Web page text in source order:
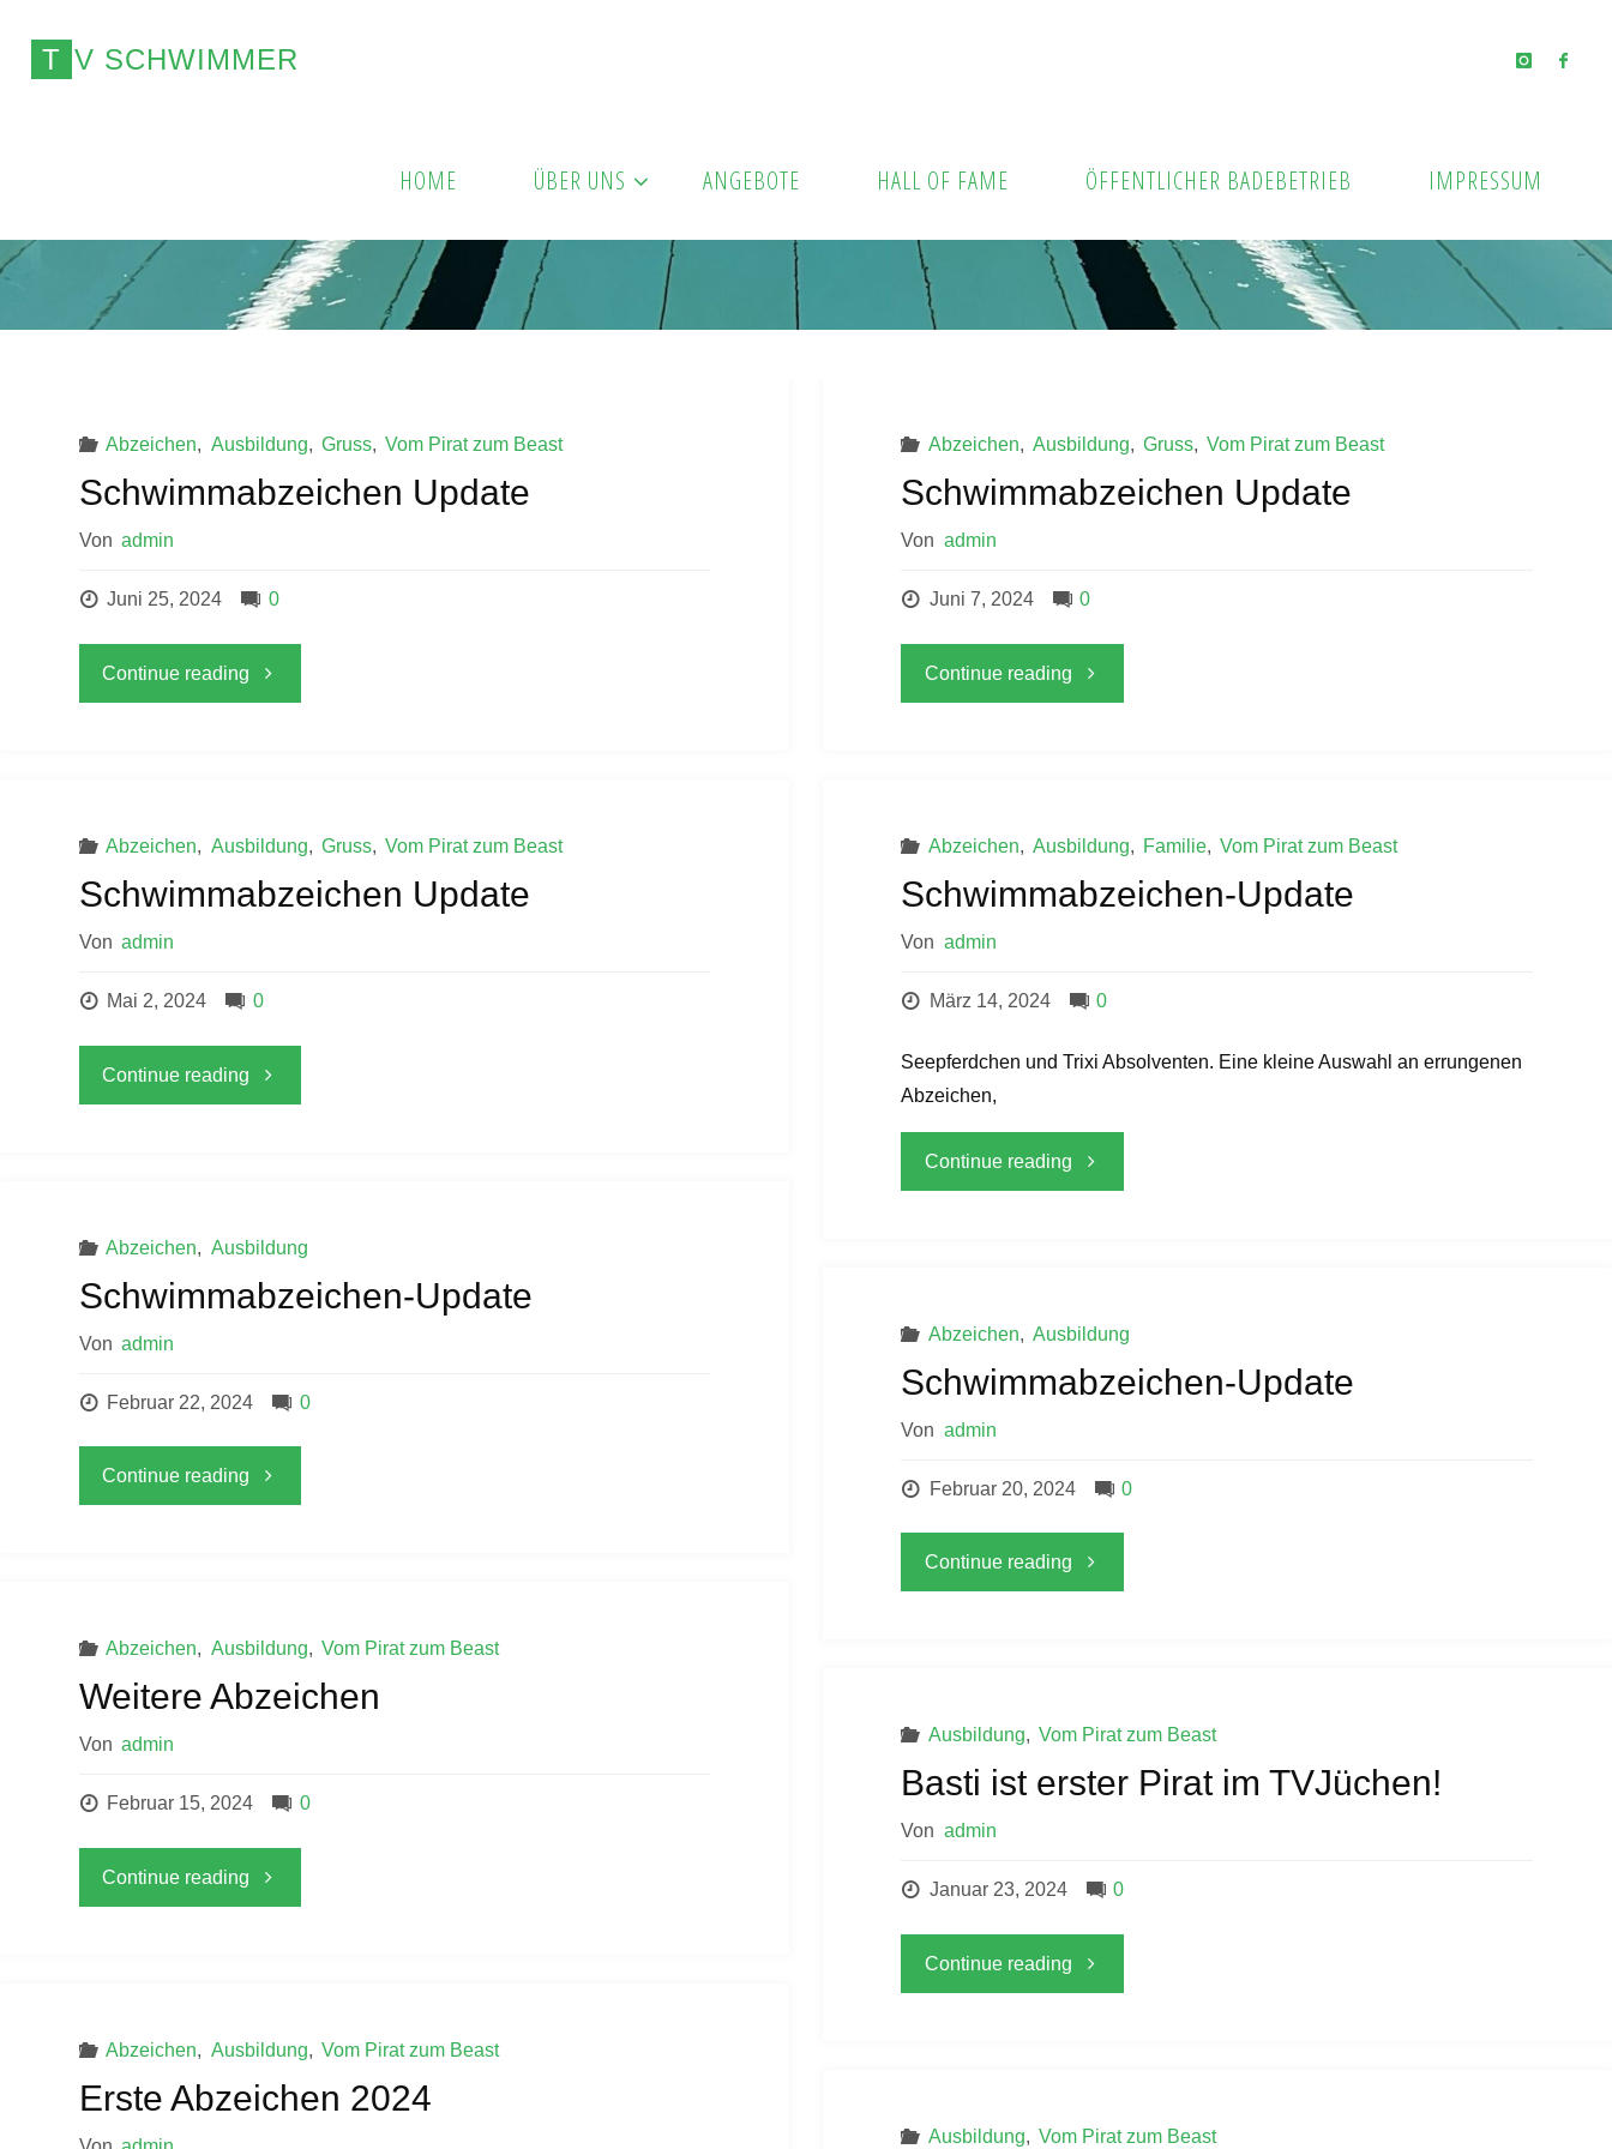
Inhalt
springen
T V SCHWIMMER
HOME ÜBER UNS ANGEBOTE HALL OF FAME ÖFFENTLICHER BADEBETRIEB IMPRESSUM
Abzeichen, Ausbildung, Gruss, Vom Pirat zum Beast
Schwimmabzeichen Update
Von admin
Juni 25, 2024 0
Continue reading "Schwimmabzeichen
Abzeichen, Ausbildung, Gruss, Vom Pirat zum Beast
Schwimmabzeichen Update
Von admin
Juni 7, 2024 0
Continue reading"Schwimmabzeichen
Abzeichen, Ausbildung, Gruss, Vom Pirat zum Beast
Schwimmabzeichen Update
Von admin
Mai 2, 2024 0
Continue reading "Schwimmabzeichen
Abzeichen, Ausbildung, Familie, Vom Pirat zum Beast
Schwimmabzeichen-Update
Von admin
März 14, 2024 0
Seepferdchen und Trixi Absolventen. Eine kleine Auswahl an errungenen
Abzeichen,
Continue reading"Schwimmabzeichen-
Abzeichen, Ausbildung
Schwimmabzeichen-Update
Von admin
Februar 22, 2024 0
Continue reading "Schwimmabzeichen-
Abzeichen, Ausbildung
Schwimmabzeichen-Update
Von admin
Februar 20, 2024 0
Continue reading"Schwimmabzeichen-
Abzeichen, Ausbildung, Vom Pirat zum Beast
Weitere Abzeichen
Von admin
Februar 15, 2024 0
Continue reading "Weitere
Ausbildung, Vom Pirat zum Beast
Basti ist erster Pirat im TVJüchen!
Von admin
Januar 23, 2024 0
Continue reading"Basti
Pirat
Abzeichen, Ausbildung, Vom Pirat zum Beast
Erste Abzeichen 2024
Ausbildung, Vom Pirat zum Beast